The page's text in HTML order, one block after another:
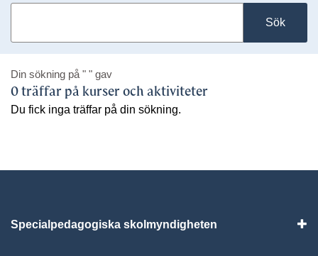
Sök
Din sökning på " " gav
0 träffar på kurser och aktiviteter
Du fick inga träffar på din sökning.
Specialpedagogiska skolmyndigheten